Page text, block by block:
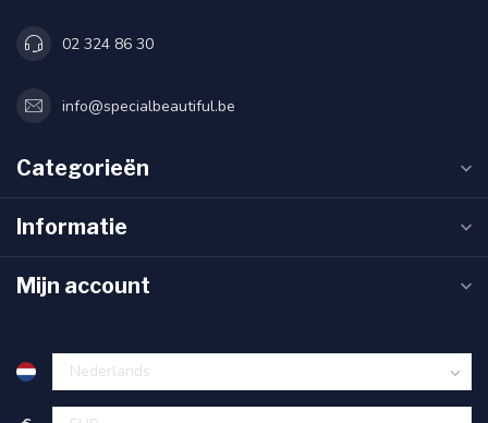
02 324 86 30
info@specialbeautiful.be
Categorieën
Informatie
Mijn account